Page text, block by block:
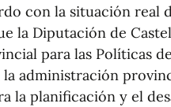
con la situación real
la Diputación de
para las Políticas
administración
la planificación y el